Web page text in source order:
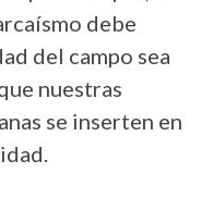
debe
del campo sea
nuestras
se inserten en